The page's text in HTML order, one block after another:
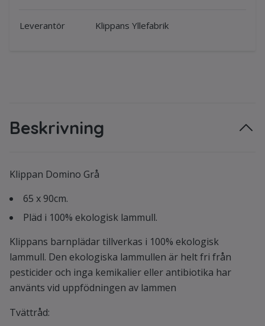
Leverantör Klippans Yllefabrik
Beskrivning
Klippan Domino Grå
65 x 90cm.
Pläd i 100% ekologisk lammull.
Klippans barnplädar tillverkas i 100% ekologisk
lammull. Den ekologiska lammullen är helt fri från
pesticider och inga kemikalier eller antibiotika har
använts vid uppfödningen av lammen
Tvättråd: